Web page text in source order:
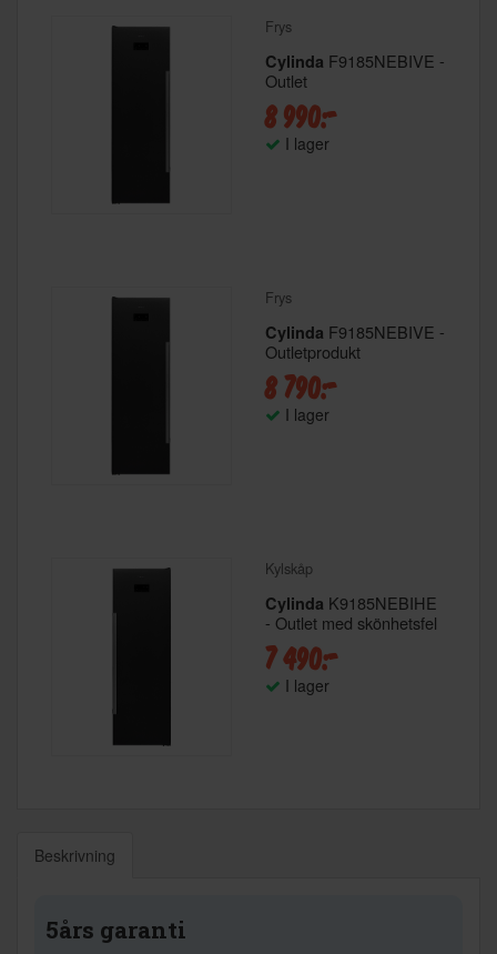
Frys
Cylinda F9185NEBIVE -
Outlet
8 990:-
I lager
Frys
Cylinda F9185NEBIVE -
Outletprodukt
8 790:-
I lager
Kylskåp
Cylinda K9185NEBIHE
- Outlet med skönhetsfel
7 490:-
I lager
Beskrivning
5års garanti